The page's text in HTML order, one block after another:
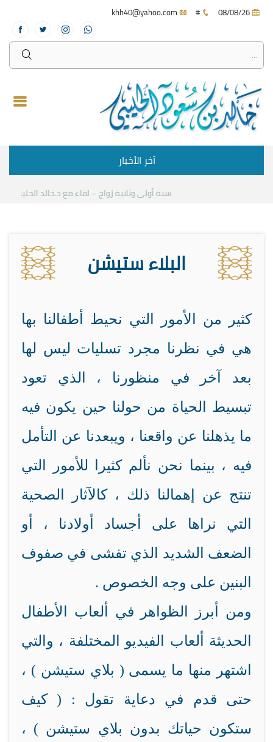
#
آخر الأخبار
سنة أولى وثانية زواج – لقاء مع د.خالد الحليبي
البلاء ستيشن
كثير من الأمور التي نحيط أطفالنا بها
هي في نظرنا مجرد تسليات ليس لها
بعد آخر في منظورنا ، الذي تعود
تبسيط الحياة من حولنا حين يكون فيه
ما يذهلنا عن واقعنا ، ويبعدنا عن التأمل
فيه ، بينما نحن نألم كثيرا للأمور التي
تنتج عن إهمالنا ذلك ، كالآثار الصحية
التي نراها على أجساد أولادنا ، أو
الضعف الشديد الذي تفشى في صفوف
البنين على وجه الخصوص .
ومن أبرز الظواهر في ألعاب الأطفال
الحديثة ألعاب الفيديو المختلفة ، والتي
اشتهر منها ما يسمى ( بلاي ستيشن ) ،
حتى قدم في دعاية تقول : ( كيف
ستكون حياتك بدون بلاي ستيشن ) ،